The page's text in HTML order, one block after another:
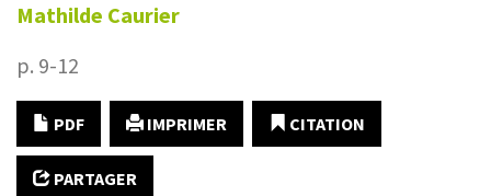
Mathilde Caurier
p. 9-12
PDF IMPRIMER CITATION
PARTAGER